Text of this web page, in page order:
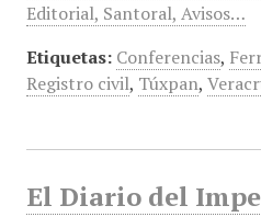
Editorial, Santoral, Avisos…
Etiquetas: Conferencias,
Registro civil, Túxpan,
El Diario del